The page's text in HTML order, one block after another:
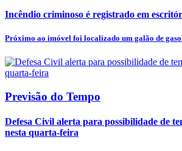
Incêndio criminoso é registrado em
Próximo ao imóvel foi localizado um galão de
Previsão do Tempo
Defesa Civil alerta para possibilidade de
nesta quarta-feira